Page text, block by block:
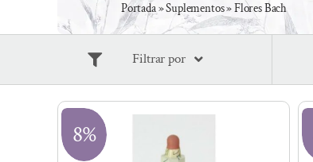
Portada»Suplementos»Flores Bach
Filtrar por
8%